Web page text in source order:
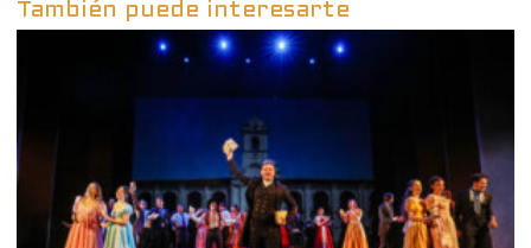
También puede interesarte